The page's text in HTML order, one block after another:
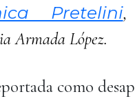
Pretelini,
Armada López.
como